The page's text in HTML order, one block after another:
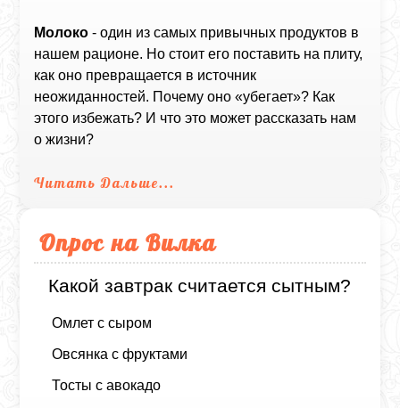
Молоко - один из самых привычных продуктов в
нашем рационе. Но стоит его поставить на плиту,
как оно превращается в источник
неожиданностей. Почему оно «убегает»? Как
этого избежать? И что это может рассказать нам
о жизни?
Читать Дальше...
Опрос на Вилка
Какой завтрак считается сытным?
Омлет с сыром
Овсянка с фруктами
Тосты с авокадо